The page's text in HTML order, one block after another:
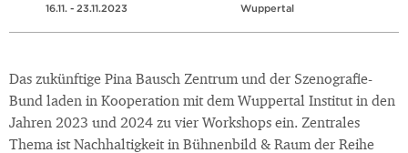
16.11. - 23.11.2023
Wuppertal
Das zukünftige Pina Bausch Zentrum und der Szenografie-
Bund laden in Kooperation mit dem Wuppertal Institut in den
Jahren 2023 und 2024 zu vier Workshops ein. Zentrales
Thema ist Nachhaltigkeit in Bühnenbild & Raum der Reihe